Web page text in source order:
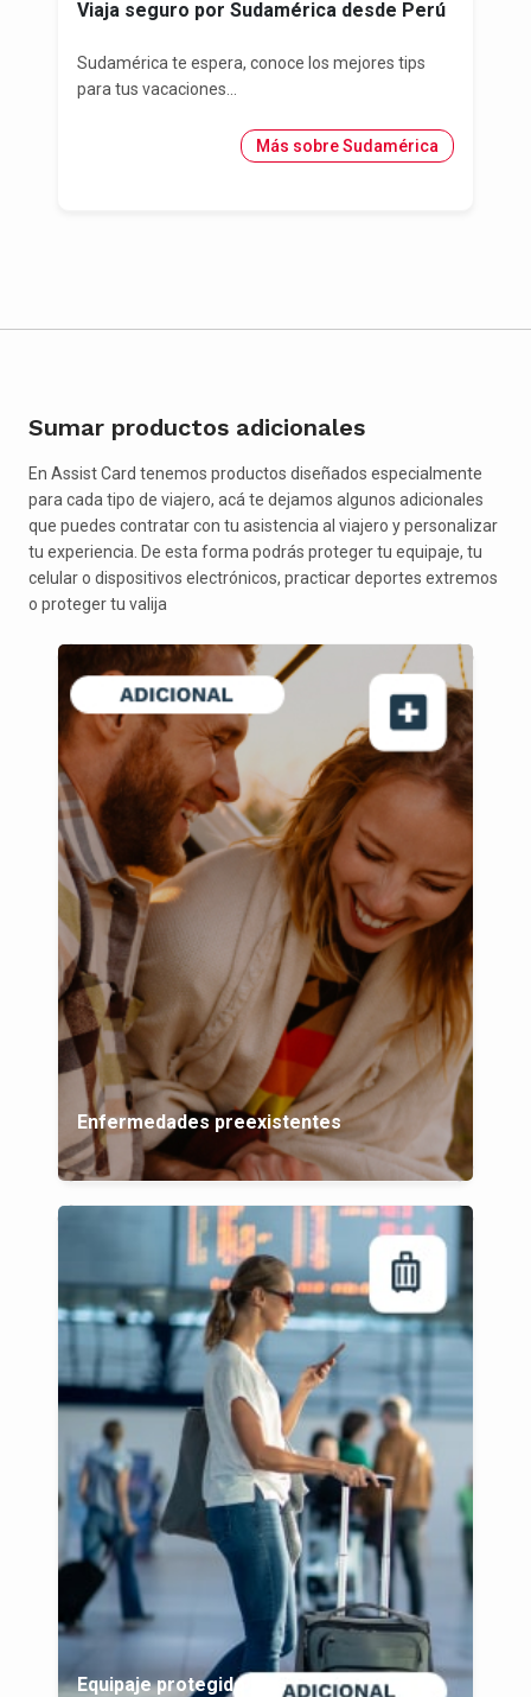
Viaja seguro por Sudamérica desde Perú
Sudamérica te espera, conoce los mejores tips
para tus vacaciones...
Más sobre Sudamérica
Sumar productos adicionales
En Assist Card tenemos productos diseñados especialmente
para cada tipo de viajero, acá te dejamos algunos adicionales
que puedes contratar con tu asistencia al viajero y personalizar
tu experiencia. De esta forma podrás proteger tu equipaje, tu
celular o dispositivos electrónicos, practicar deportes extremos
o proteger tu valija
Enfermedades preexistentes
Equipaje protegido plus